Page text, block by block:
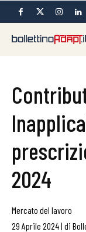
2024
Mercato del lavoro
29 Aprile 2024| di